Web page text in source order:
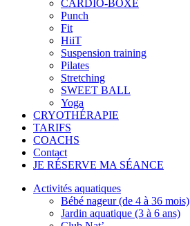
CARDIO-BOXE
Punch
Fit
HiiT
Suspension training
Pilates
Stretching
SWEET BALL
Yoga
CRYOTHÉRAPIE
TARIFS
COACHS
Contact
JE RÉSERVE MA SÉANCE
Activités aquatiques
Bébé nageur (de 4 à 36 mois)
Jardin aquatique (3 à 6 ans)